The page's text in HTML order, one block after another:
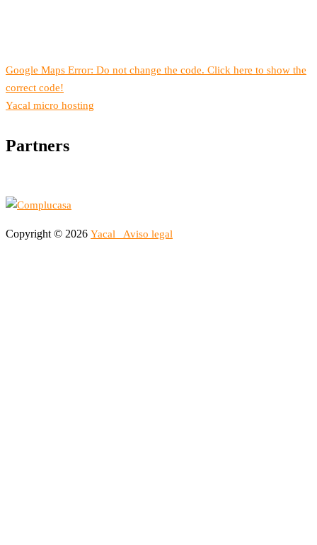
Google Maps Error: Do not change the code. Click here to show the
correct code!
Yacal micro hosting
Partners
Copyright © 2026 Yacal Aviso legal